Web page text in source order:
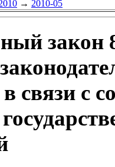
→ 2010-05
закон
связи с